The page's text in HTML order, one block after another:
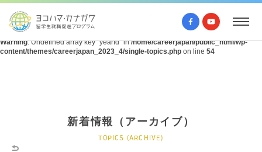
Warning: Undefined array key "query" in
/home/careerjapan/public_html/wp-
content/themes/careerjapan_2023_4/single-topics.php on line 53
Warning: Undefined array key "yearId" in/home/careerjapan/public_html/wp-
content/themes/careerjapan_2023_4/single-topics.php on line 54
新着情報（アーカイブ）
TOPICS (ARCHIVE)